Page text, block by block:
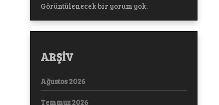
Görüntülenecek bir yorum yok.
ARŞİV
Ağustos 2026
Temmuz 2026